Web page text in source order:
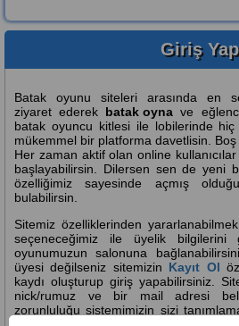
Giriş Yap
Batak oyunu siteleri arasında en
ziyaret ederek batak oyna ve
batak oyuncu kitlesi ile lobilerinde
mükemmel bir platforma davetlisin.
Her zaman aktif olan online
başlayabilirsin. Dilersen sen de yeni
özelliğimiz sayesinde açmış
bulabilirsin.
Sitemiz özelliklerinden
seçeneceğimiz ile üyelik bilgilerini
oyunumuzun salonuna
üyesi değilseniz sitemizin Kayıt Ol
kaydı oluşturup giriş yapabilirsiniz.
nick/rumuz ve bir mail adresi
zorunluluğu sistemimizin sizi